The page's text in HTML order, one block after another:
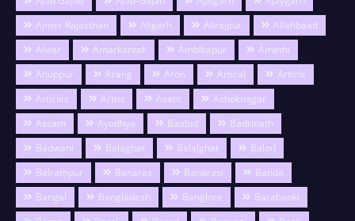
Ajmer Rajasthan
Aligarh Alirajpur
Allahbaad
Alwar
Amarkantak Ambikapur
Amethi
Anuppur
Arang Aron Artical
Article
Articles
Artist Asam
Ashoknagar
Assam
Ayodhya Baalod
Badrinath
Badwani
Balaghat Balalghat
Balod
Balrampur
Banaras Banarasi
Banda
Bangal
Bangladesh Banglore
Barabanki